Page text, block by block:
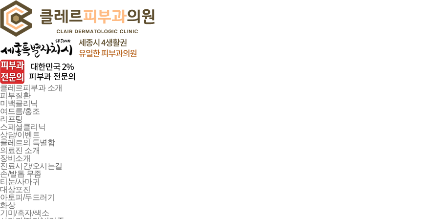
클레르피부과 소개
피부질환
미백클리닉
여드름/홍조
리프팅
스페셜클리닉
상담/이벤트
클레르의 특별함
의료진 소개
장비소개
진료시간/오시는길
손/발톱 무좀
티눈/사마귀
대상포진
아토피/두드러기
화상
기미/흑자/색소